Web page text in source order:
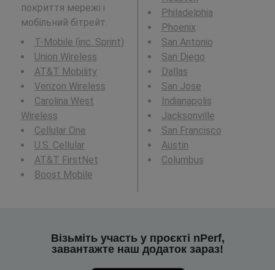
покриття мережі і
мобільний бітрейт.
T-Mobile (inc. Sprint)
Union Wireless
AT&T Mobility
Verizon Wireless
Carolina West
Wireless
Cellular One
U.S. Cellular
AT&T FirstNet
Boost Mobile
Philadelphia
Phoenix
San Antonio
San Diego
Dallas
San Jose
Indianapolis
Jacksonville
San Francisco
Austin
Columbus
Візьміть участь у проєкті nPerf,
завантажте наш додаток зараз!